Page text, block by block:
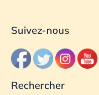
Suivez-nous
Rechercher